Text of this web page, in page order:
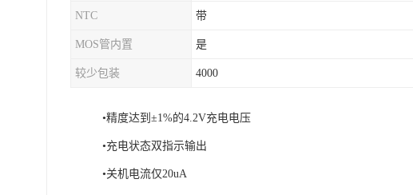
NTC 带
MOS管内置 是
较少包装 4000
•精度达到±1%的4.2V充电电压
•充电状态双指示输出
•关机电流仅20uA